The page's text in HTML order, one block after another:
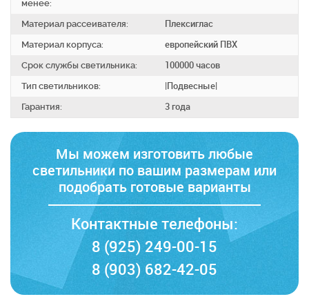
менее:
Материал рассеивателя:
Плексиглас
Материал корпуса:
европейский ПВХ
Срок службы светильника:
100000 часов
Тип светильников:
|Подвесные|
Гарантия:
3 года
Мы можем изготовить любые
светильники по вашим размерам или
подобрать готовые варианты
Контактные телефоны:
8 (925) 249-00-15
8 (903) 682-42-05